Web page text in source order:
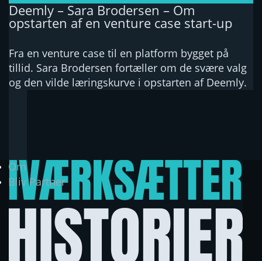
Deemly – Sara Brodersen – Om
opstarten af en venture case start-up
Fra en venture case til en platform bygget på
tillid. Sara Brodersen fortæller om de svære valg
og den vilde læringskurve i opstarten af Deemly.
Om
Bliv Partner